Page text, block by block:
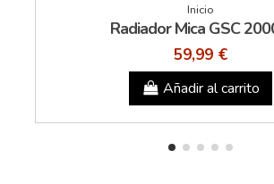
Inicio
Radiador Mica GSC
59,99 €
Añadir al carrito